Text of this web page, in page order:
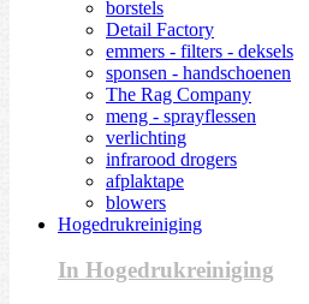
borstels
Detail Factory
emmers - filters - deksels
sponsen - handschoenen
The Rag Company
meng - sprayflessen
verlichting
infrarood drogers
afplaktape
blowers
Hogedrukreiniging
In Hogedrukreiniging